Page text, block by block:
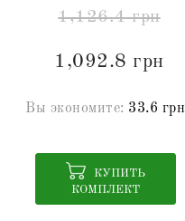
1,126.4 грн
1,092.8 грн
Вы экономите: 33.6 грн
КОМПЛЕКТ